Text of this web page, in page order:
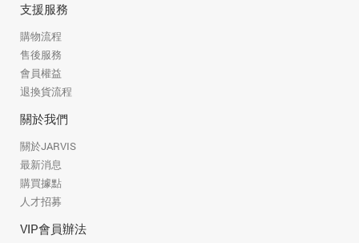
支援服務
購物流程
售後服務
會員權益
退換貨流程
關於我們
關於JARVIS
最新消息
購買據點
人才招募
VIP會員辦法